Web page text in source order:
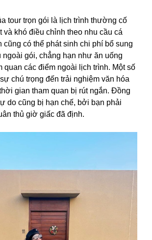
tour trọn gói là lịch trình thường cố
và khó điều chỉnh theo nhu cầu cá
cũng có thể phát sinh chi phí bổ sung
ngoài gói, chẳng hạn như ăn uống
quan các điểm ngoài lịch trình. Một số
chú trọng đến trải nghiệm văn hóa
gian tham quan bị rút ngắn. Đồng
do cũng bị hạn chế, bởi bạn phải
thủ giờ giấc đã định.